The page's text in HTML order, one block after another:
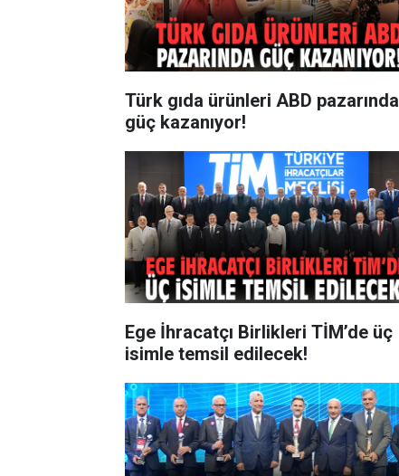
Türk gıda ürünleri ABD pazarında
güç kazanıyor!
Ege İhracatçı Birlikleri TİM’de üç
isimle temsil edilecek!